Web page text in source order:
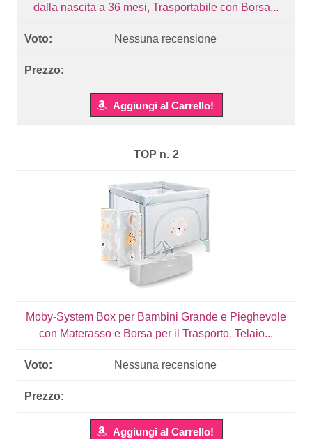
dalla nascita a 36 mesi, Trasportabile con Borsa...
Nessuna recensione
Aggiungi al Carrello!
2
Moby-System Box per Bambini Grande e Pieghevole
con Materasso e Borsa per il Trasporto, Telaio...
Nessuna recensione
Aggiungi al Carrello!